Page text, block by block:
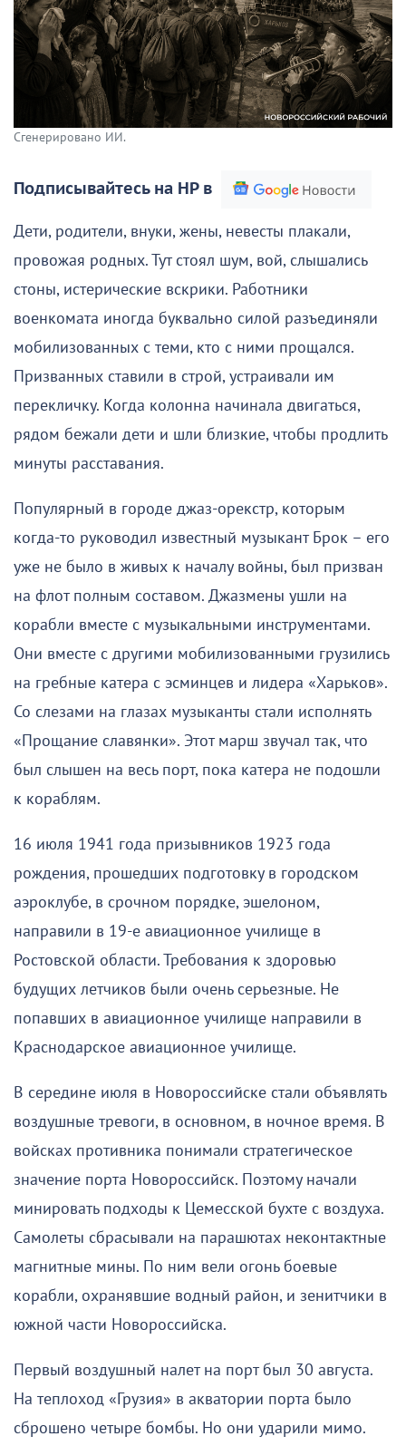
Сгенерировано ИИ.
Подписывайтесь на НР в
Дети, родители, внуки, жены, невесты плакали,
провожая родных. Тут стоял шум, вой, слышались
стоны, истерические вскрики. Работники
военкомата иногда буквально силой разъединяли
мобилизованных с теми, кто с ними прощался.
Призванных ставили в строй, устраивали им
перекличку. Когда колонна начинала двигаться,
рядом бежали дети и шли близкие, чтобы продлить
минуты расставания.
Популярный в городе джаз-орекстр, которым
когда-то руководил известный музыкант Брок – его
уже не было в живых к началу войны, был призван
на флот полным составом. Джазмены ушли на
корабли вместе с музыкальными инструментами.
Они вместе с другими мобилизованными грузились
на гребные катера с эсминцев и лидера «Харьков».
Со слезами на глазах музыканты стали исполнять
«Прощание славянки». Этот марш звучал так, что
был слышен на весь порт, пока катера не подошли
к кораблям.
16 июля 1941 года призывников 1923 года
рождения, прошедших подготовку в городском
аэроклубе, в срочном порядке, эшелоном,
направили в 19-е авиационное училище в
Ростовской области. Требования к здоровью
будущих летчиков были очень серьезные. Не
попавших в авиационное училище направили в
Краснодарское авиационное училище.
В середине июля в Новороссийске стали объявлять
воздушные тревоги, в основном, в ночное время. В
войсках противника понимали стратегическое
значение порта Новороссийск. Поэтому начали
минировать подходы к Цемесской бухте с воздуха.
Самолеты сбрасывали на парашютах неконтактные
магнитные мины. По ним вели огонь боевые
корабли, охранявшие водный район, и зенитчики в
южной части Новороссийска.
Первый воздушный налет на порт был 30 августа.
На теплоход «Грузия» в акватории порта было
сброшено четыре бомбы. Но они ударили мимо.